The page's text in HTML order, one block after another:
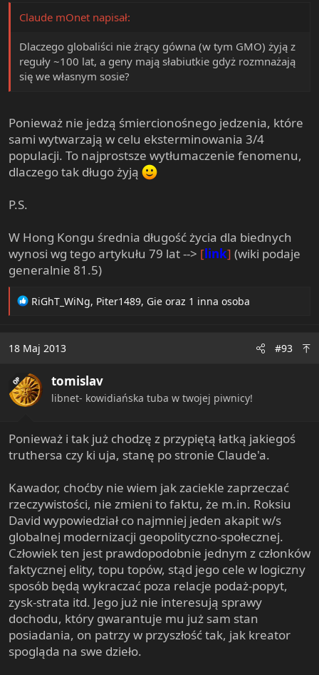
Claude mOnet napisał:
Dlaczego globaliści nie żrący gówna (w tym GMO) żyją z
reguły ~100 lat, a geny mają słabiutkie gdyż rozmnażają
się we własnym sosie?
Ponieważ nie jedzą śmiercionośnego jedzenia, które
sami wytwarzają w celu eksterminowania 3/4
populacji. To najprostsze wytłumaczenie fenomenu,
dlaczego tak długo żyją
P.S.
W Hong Kongu średnia długość życia dla biednych
wynosi wg tego artykułu 79 lat --> [link] (wiki podaje
generalnie 81.5)
R
t
o
n
s
RiGhT_WiNg, Piter1489, Gie oraz 1 inna osoba
18 Maj 2013 #93
OP tomislav
libnet- kowidiańska tuba w twojej piwnicy!
Ponieważ i tak już chodzę z przypiętą łatką jakiegoś
truthersa czy ki uja, stanę po stronie Claude'a.
Kawador, choćby nie wiem jak zaciekle zaprzeczać
rzeczywistości, nie zmieni to faktu, że m.in. Roksiu
David wypowiedział co najmniej jeden akapit w/s
globalnej modernizacji geopolityczno-społecznej.
Człowiek ten jest prawdopodobnie jednym z członków
faktycznej elity, topu topów, stąd jego cele w logiczny
sposób będą wykraczać poza relacje podaż-popyt,
zysk-strata itd. Jego już nie interesują sprawy
dochodu, który gwarantuje mu już sam stan
posiadania, on patrzy w przyszłość tak, jak kreator
spogląda na swe dzieło.